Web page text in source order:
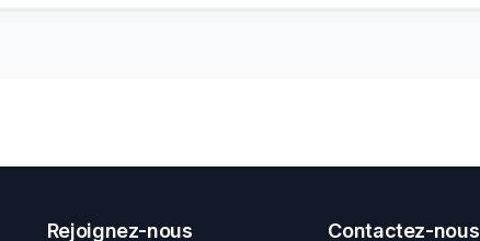
Rejoignez-nous Contactez-nous